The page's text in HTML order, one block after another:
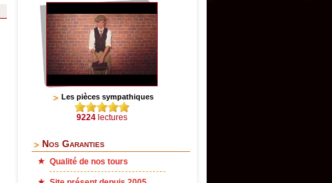
Les pièces sympathiques
9224 lectures
Nos Garanties
Qualité de nos tours